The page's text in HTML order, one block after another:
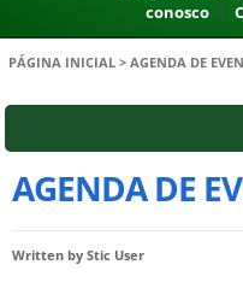
conosco
PÁGINA INICIAL > AGENDA DE
AGENDA DE
Written by Stic User